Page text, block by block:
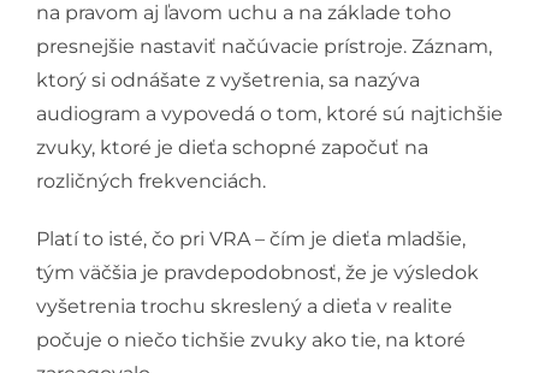
na pravom aj ľavom uchu a na základe toho
presnejšie nastaviť načúvacie prístroje. Záznam,
ktorý si odnášate z vyšetrenia, sa nazýva
audiogram a vypovedá o tom, ktoré sú najtichšie
zvuky, ktoré je dieťa schopné započuť na
rozličných frekvenciách.
Platí to isté, čo pri VRA – čím je dieťa mladšie,
tým väčšia je pravdepodobnosť, že je výsledok
vyšetrenia trochu skreslený a dieťa v realite
počuje o niečo tichšie zvuky ako tie, na ktoré